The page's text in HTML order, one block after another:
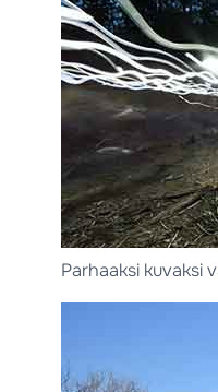
Parhaaksi kuvaksi